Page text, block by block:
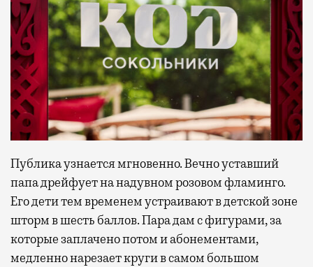
Публика узнается мгновенно. Вечно уставший
папа дрейфует на надувном розовом фламинго.
Его дети тем временем устраивают в детской зоне
шторм в шесть баллов. Пара дам с фигурами, за
которые заплачено потом и абонементами,
медленно нарезает круги в самом большом